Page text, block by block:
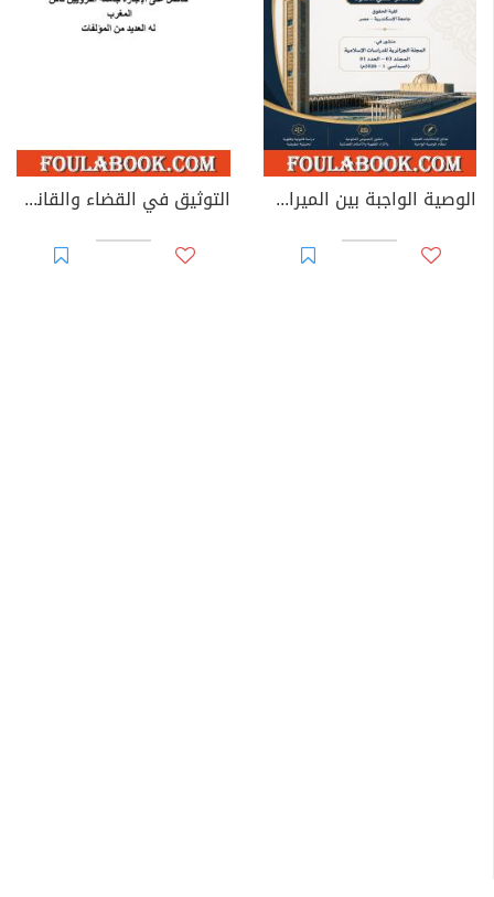
الوصية الواجبة بين الميراث والوصية: دراسة في الطبيعة القانونية والأساس التشريعي وإشكاليات التطبيق التوثيق في القضاء والقانون المغربيين - الأجزاء من 44 إلى 67